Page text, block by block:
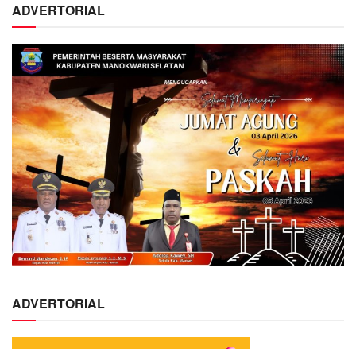
ADVERTORIAL
ADVERTORIAL